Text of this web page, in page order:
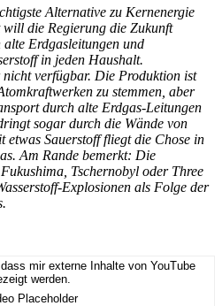
Alternative zu Kernenergie
die Regierung die Zukunft
Erdgasleitungen und
in jeden Haushalt.
verfügbar. Die Produktion ist
zu stemmen, aber
durch alte Erdgas-Leitungen
sogar durch die Wände von
etwas Sauerstoff fliegt die Chose in
Am Rande bemerkt: Die
Tschernobyl oder Three
Explosionen als Folge der
mir externe Inhalte von YouTube
werden.